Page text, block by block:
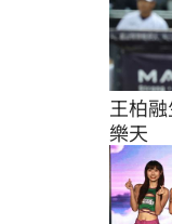
王柏
樂天